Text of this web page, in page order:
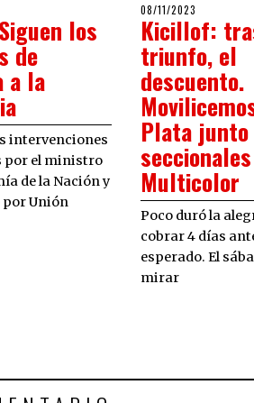
los
de
a la
intervenciones
por el ministro
de la Nación y
Unión
POSTED
ON
08/11/2023
Kicillof:
triunfo, el
descuento.
Plata junto
seccionales
Multicolor
Poco duró la
cobrar 4 días
esperado. El
mirar